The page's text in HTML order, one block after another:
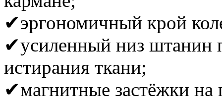
✔эргономичный крой
✔усиленный низ штанин
истирания ткани;
✔магнитные застёжки на